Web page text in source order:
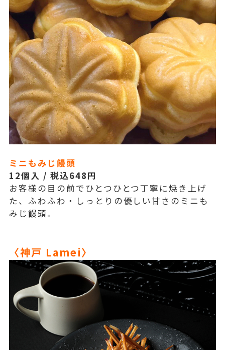
ミニもみじ饅頭
12個入 / 税込648円
お客様の目の前でひとつひとつ丁寧に焼き上げ
た、ふわふわ・しっとりの優しい甘さのミニも
みじ饅頭。
〈神戸 Lamei〉